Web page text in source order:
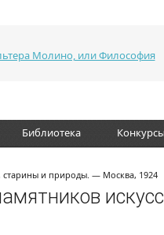
Молино, или Философия
Библиотека Конкурсы
старины и природы. — Москва, 1924